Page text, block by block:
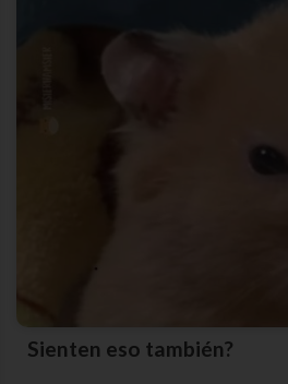
Sienten eso también?